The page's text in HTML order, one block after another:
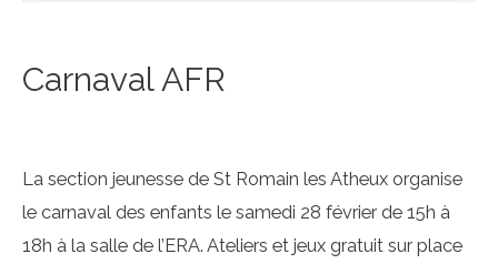
Carnaval AFR
La section jeunesse de St Romain les Atheux organise
le carnaval des enfants le samedi 28 février de 15h à
18h à la salle de l’ERA. Ateliers et jeux gratuit sur place